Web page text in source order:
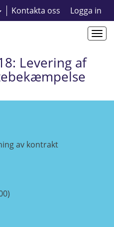
Kontakta oss Logga in
Levering af
av kontrakt